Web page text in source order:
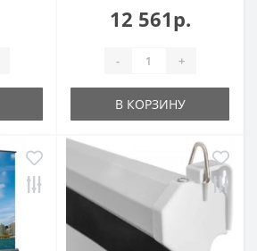
12 561р.
- +
В КОРЗИНУ